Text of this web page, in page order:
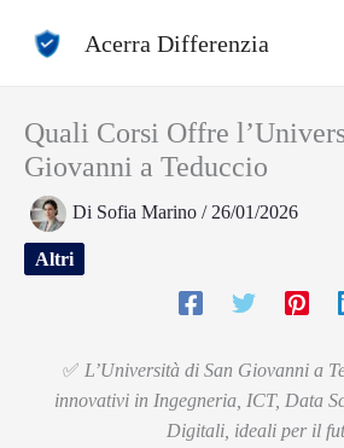
Acerra Differenzia
Quali Corsi Offre
Giovanni a Teduccio
Di Sofia Marino / 26/01/2026
Altri
✅ L’Università di San Giovanni a
innovativi in Ingegneria, ICT, Data
Digitali, ideali per il